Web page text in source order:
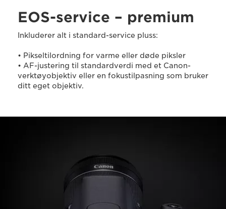
EOS-service – premium
Inkluderer alt i standard-service pluss:
• Pikseltilordning for varme eller døde piksler
• AF-justering til standardverdi med et Canon-
verktøyobjektiv eller en fokustilpasning som bruker
ditt eget objektiv.